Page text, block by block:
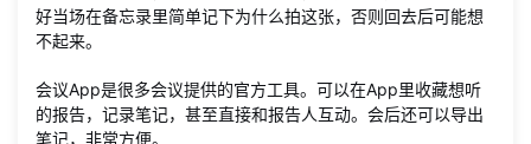
好当场在备忘录里简单记下为什么拍这张，否则回去后可能想
不起来。
会议App是很多会议提供的官方工具。可以在App里收藏想听
的报告，记录笔记，甚至直接和报告人互动。会后还可以导出
笔记，非常方便。